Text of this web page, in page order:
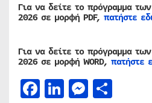
Για να δείτε το πρόγραμμα
2026 σε μορφή PDF, πατήστε
Για να δείτε το πρόγραμμα
2026 σε μορφή WORD, πατήστε
Facebook
LinkedIn